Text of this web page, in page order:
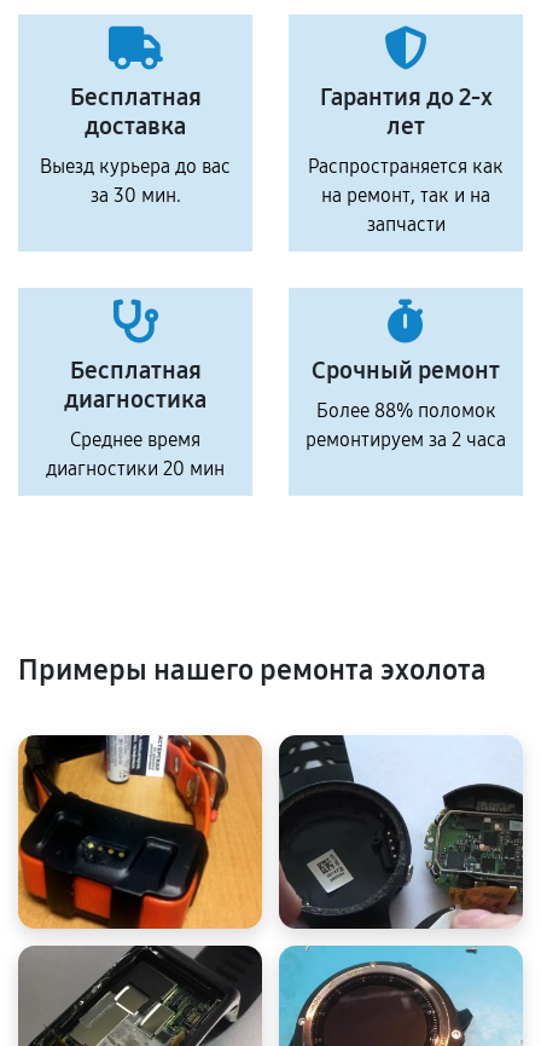
Бесплатная
доставка
Выезд курьера до вас
за 30 мин.
Гарантия до 2-х
лет
Распространяется как
на ремонт, так и на
запчасти
Бесплатная
диагностика
Среднее время
диагностики 20 мин
Срочный ремонт
Более 88% поломок
ремонтируем за 2 часа
Примеры нашего ремонта эхолота